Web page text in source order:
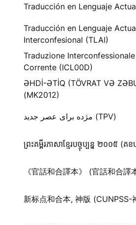
Traducción en Lenguaje
Traducción en Lenguaje
Interconfesional (TLAI)
Traduzione
Corrente (ICL00D)
ƏHDİ-ƏTİQ (TÖVRAT VƏ
(MK2012)
مژده برای عصر جدید (TPV)
ព្រះគម្ពីរភាសាខ្មែរបច្ចុប្បន្ន ២០០៥ (គខ
《官話和合譯本》 (官話和合譯
新标点和合本, 神版 (CUNPSS-